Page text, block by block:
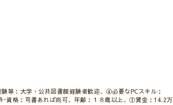
：大学・公共図書館経験者歓迎、④必要なPCスキル：
資格：司書あれば尚可、年齢：１８歳以上、⑦賃金：14.2万